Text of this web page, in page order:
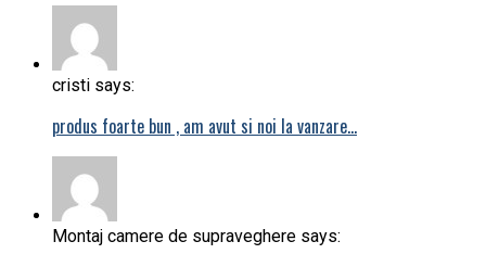
cristi says:
produs foarte bun , am avut si noi la vanzare…
Montaj camere de supraveghere says: